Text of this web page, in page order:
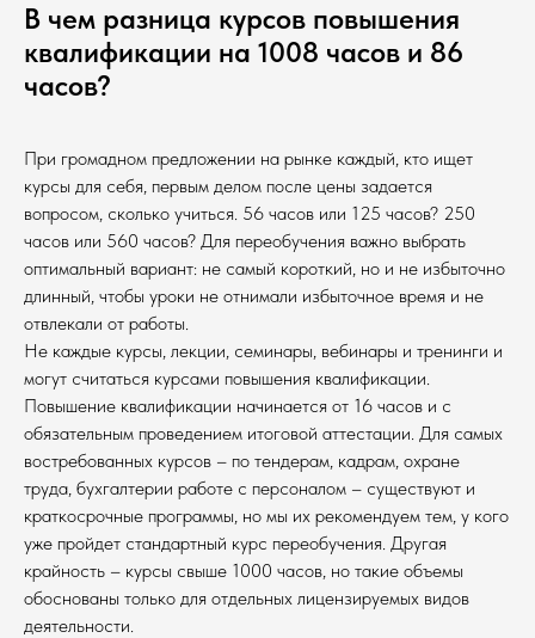
В чем разница курсов повышения
квалификации на 1008 часов и 86
часов?
При громадном предложении на рынке каждый, кто ищет
курсы для себя, первым делом после цены задается
вопросом, сколько учиться. 56 часов или 125 часов? 250
часов или 560 часов? Для переобучения важно выбрать
оптимальный вариант: не самый короткий, но и не избыточно
длинный, чтобы уроки не отнимали избыточное время и не
отвлекали от работы.
Не каждые курсы, лекции, семинары, вебинары и тренинги и
могут считаться курсами повышения квалификации.
Повышение квалификации начинается от 16 часов и с
обязательным проведением итоговой аттестации. Для самых
востребованных курсов – по тендерам, кадрам, охране
труда, бухгалтерии работе с персоналом – существуют и
краткосрочные программы, но мы их рекомендуем тем, у кого
уже пройдет стандартный курс переобучения. Другая
крайность – курсы свыше 1000 часов, но такие объемы
обоснованы только для отдельных лицензируемых видов
деятельности.